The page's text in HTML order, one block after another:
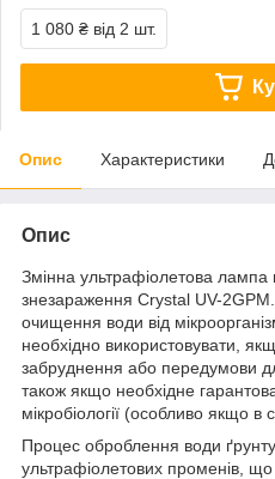
1 080 ₴ від 2 шт.
Опис Характеристики
Опис
Змінна ультрафіолетова лампа
знезараження Crystal UV-
очищення води від
необхідно використовувати,
забруднення або передумови
також якщо необхідне
мікробіології (особливо якщо в
Процес оброблення води
ультрафіолетових променів,